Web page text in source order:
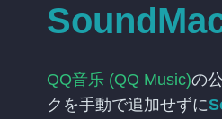
QQ音乐 (QQ Music)の
クを手動で追加せずに